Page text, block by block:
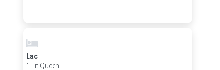
Lac
1 Lit Queen